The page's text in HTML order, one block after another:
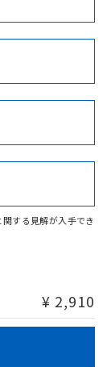
Cr(VI)
す。
承認
ス
KR型式
（韓国
No
状況ページへ
検索ください
する見解が入手でき
¥ 2,910